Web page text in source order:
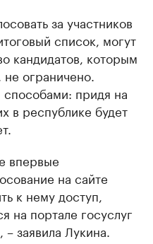
за участников
список, могут
кандидатов, которым
не ограничено.
придя на
в республике будет
впервые
на сайте
к нему доступ,
на портале госуслуг
заявила Лукина.